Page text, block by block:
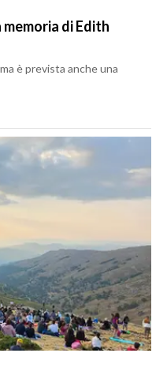
di Edith
è prevista anche una